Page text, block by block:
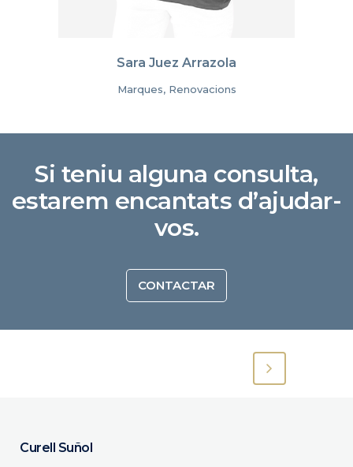
Sara Juez Arrazola
Marques, Renovacions
Si teniu alguna consulta,
estarem encantats d’ajudar-
vos.
CONTACTAR
Curell Suñol